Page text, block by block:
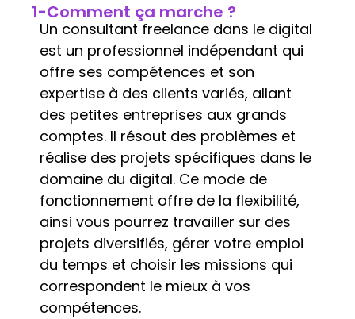
1-Comment ça marche ?
Un consultant freelance dans le digital
est un professionnel indépendant qui
offre ses compétences et son
expertise à des clients variés, allant
des petites entreprises aux grands
comptes. Il résout des problèmes et
réalise des projets spécifiques dans le
domaine du digital. Ce mode de
fonctionnement offre de la flexibilité,
ainsi vous pourrez travailler sur des
projets diversifiés, gérer votre emploi
du temps et choisir les missions qui
correspondent le mieux à vos
compétences.